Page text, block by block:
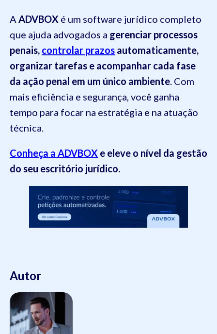
A ADVBOX é um software jurídico completo
que ajuda advogados a gerenciar processos
penais, controlar prazos automaticamente,
organizar tarefas e acompanhar cada fase
da ação penal em um único ambiente . Com
mais eficiência e segurança, você ganha
tempo para focar na estratégia e na atuação
técnica.
Conheça a ADVBOX e eleve o nível da gestão
do seu escritório jurídico.
Autor